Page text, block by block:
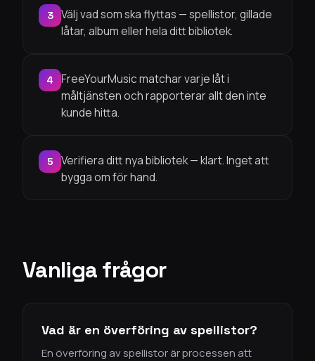
3
Välj vad som ska flyttas — spellistor, gillade
låtar, album eller hela ditt bibliotek.
4
FreeYourMusic matchar varje låt i
måltjänsten och rapporterar allt den inte
kunde hitta.
5
Verifiera ditt nya bibliotek — klart. Inget att
bygga om för hand.
Vanliga frågor
Vad är en överföring av spellistor?
En överföring av spellistor är processen att